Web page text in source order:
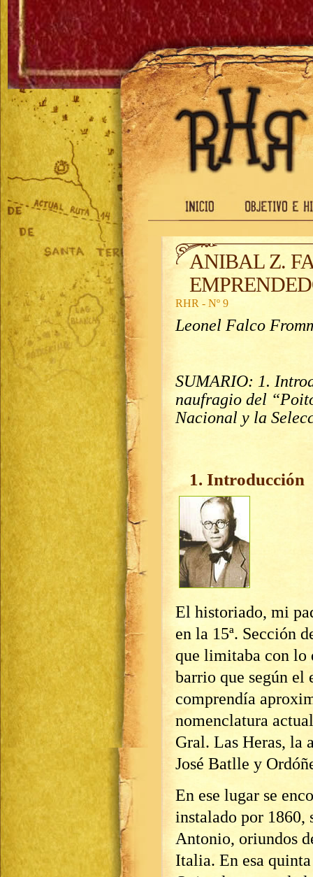
ANIBAL Z.
RHR - Nº 9
Leonel Falco
SUMARIO: 1.
naufragio del
Nacional y la
1. Introducción
El historiado, mi
en la 15ª. Sección
que limitaba con lo
barrio que según el
comprendía
nomenclatura
Gral. Las Heras, la
José Batlle y
En ese lugar se
instalado por 1860,
Antonio, oriundos
Italia. En esa